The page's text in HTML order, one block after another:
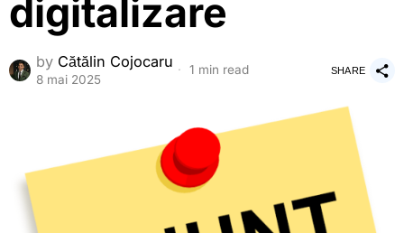
digitalizare
by Cătălin Cojocaru
8 mai 2025
1 min read SHARE